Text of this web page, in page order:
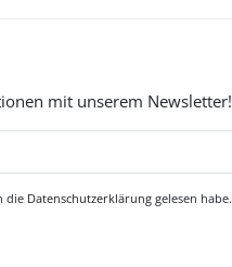
mit unserem Newsletter!
die Datenschutzerklärunggelesen habe.